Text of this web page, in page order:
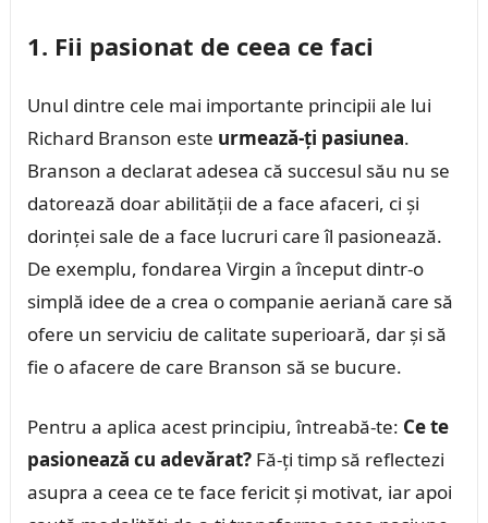
1. Fii pasionat de ceea ce faci
Unul dintre cele mai importante principii ale lui
Richard Branson este urmează-ți pasiunea.
Branson a declarat adesea că succesul său nu se
datorează doar abilității de a face afaceri, ci și
dorinței sale de a face lucruri care îl pasionează.
De exemplu, fondarea Virgin a început dintr-o
simplă idee de a crea o companie aeriană care să
ofere un serviciu de calitate superioară, dar și să
fie o afacere de care Branson să se bucure.
Pentru a aplica acest principiu, întreabă-te: Ce te
pasionează cu adevărat?Fă-ți timp să reflectezi
asupra a ceea ce te face fericit și motivat, iar apoi